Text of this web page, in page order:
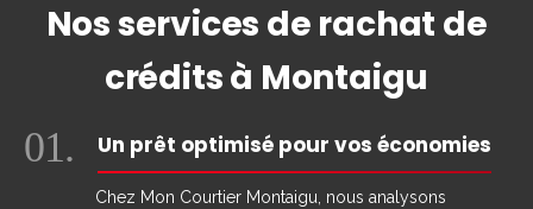
Nos services de rachat de
crédits à Montaigu
01. Un prêt optimisé pour vos économies
Chez Mon Courtier Montaigu, nous analysons